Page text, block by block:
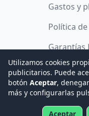
Gastos y
Política
Garantías
Política
© 2008 -2026Hogar
Utilizamos cookies
publicitarios. Puede
botón Aceptar,
más y configurarlas
Aceptar